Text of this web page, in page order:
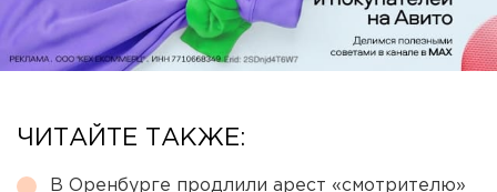
ЧИТАЙТЕ ТАКЖЕ:
В Оренбурге продлили арест «смотрителю»